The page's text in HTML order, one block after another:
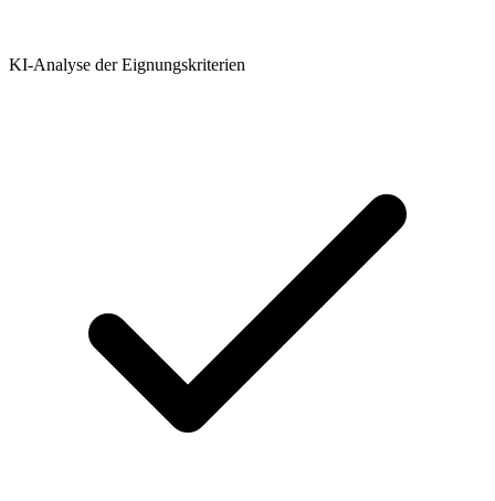
KI-Analyse der Eignungskriterien